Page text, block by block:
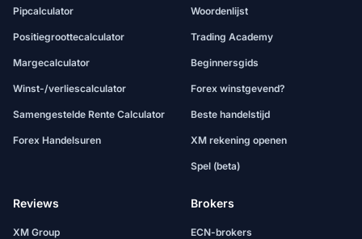
Pipcalculator
Positiegroottecalculator
Margecalculator
Winst-/verliescalculator
Samengestelde Rente Calculator
Forex Handelsuren
Woordenlijst
Trading Academy
Beginnersgids
Forex winstgevend?
Beste handelstijd
XM rekening openen
Spel (beta)
Reviews
XM Group
Brokers
ECN-brokers